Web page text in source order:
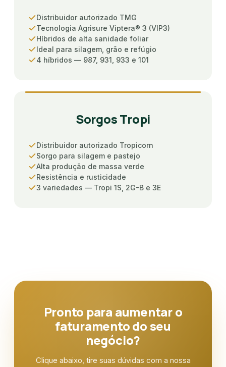
Distribuidor autorizado TMG
Tecnologia Agrisure Viptera® 3 (VIP3)
Híbridos de alta sanidade foliar
Ideal para silagem, grão e refúgio
4 híbridos — 987, 931, 933 e 101
Sorgos Tropi
Distribuidor autorizado Tropicorn
Sorgo para silagem e pastejo
Alta produção de massa verde
Resistência e rusticidade
3 variedades — Tropi 1S, 2G-B e 3E
Pronto para aumentar o
faturamento do seu
negócio?
Clique abaixo, tire suas dúvidas com a nossa